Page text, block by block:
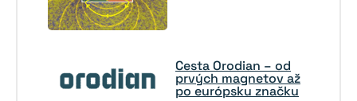
Cesta Orodian – od
prvých magnetov až
po európsku značku